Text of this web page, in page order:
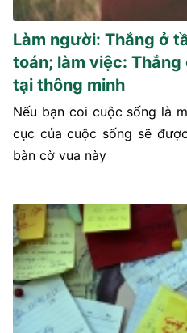
Làm người: Thắng ở
toán; làm việc: Thắng
tại thông minh
Nếu bạn coi cuộc sống là
cục của cuộc sống sẽ
bàn cờ vua này